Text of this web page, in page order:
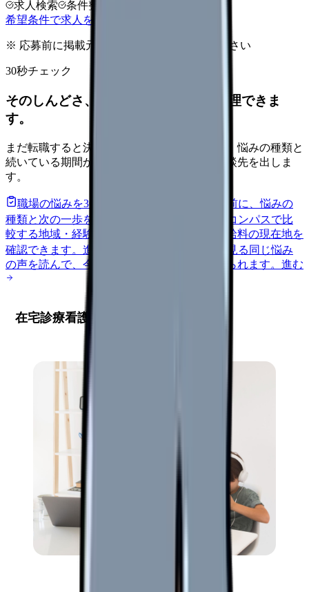
求人検索 条件整理
希望条件で求人を探す
※ 応募前に掲載元の最新情報を確認してください
30秒チェック
そのしんどさ、転職すべきサインか整理できま
す。
まだ転職すると決めていなくても大丈夫です。悩みの種類と
続いている期間から、次に見るべき記事と相談先を出しま
す。
職場の悩みを30秒で診断
辞めるべきか迷う前に、悩みの
種類と次の一歩を整理します。
給料コンパスで比
較する地域・経験年数・施設形態から、今の給料の現在地を
確認できます。 進む 匿名掲示板で本音を見る 同じ悩み
の声を読んで、今の職場だけの問題か確かめられます。 進む
在宅診療看護師の業務特徴とは